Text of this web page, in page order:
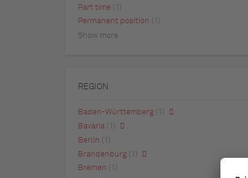
Part time (1)
Permanent position (1)
Show more
REGION
Baden-Württemberg
(1)
Bavaria
(1)
Berlin (1)
Brandenburg (1)
Bremen (1)